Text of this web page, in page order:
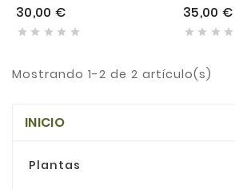
30,00 €
    
35,00 €
   
Mostrando 1-2 de 2 artículo(s)
INICIO
Plantas